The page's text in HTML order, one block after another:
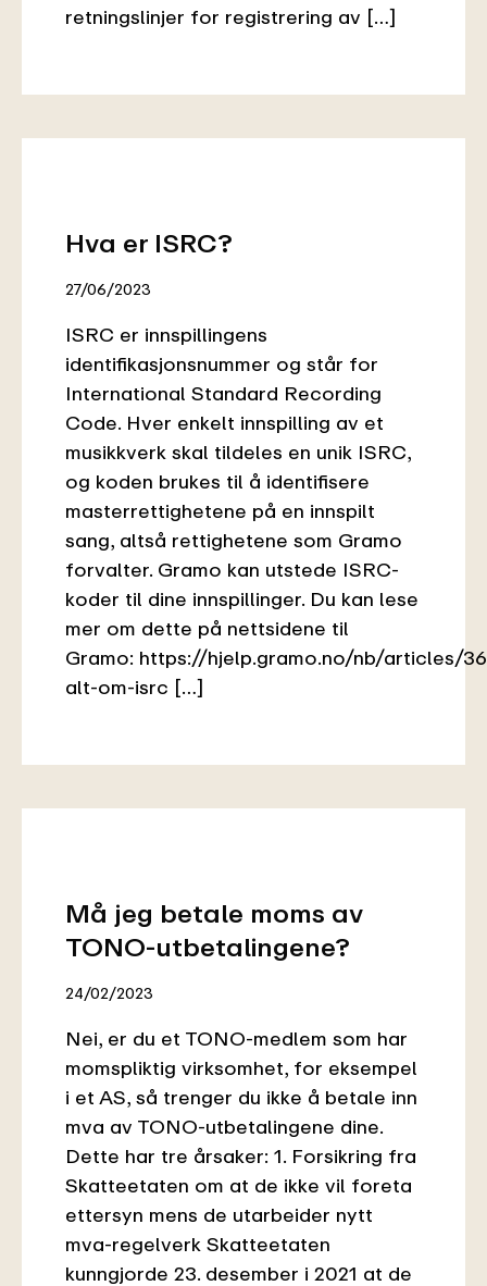
retningslinjer for registrering av […]
Hva er ISRC?
27/06/2023
ISRC er innspillingens
identifikasjonsnummer og står for
International Standard Recording
Code. Hver enkelt innspilling av et
musikkverk skal tildeles en unik ISRC,
og koden brukes til å identifisere
masterrettighetene på en innspilt
sang, altså rettighetene som Gramo
forvalter. Gramo kan utstede ISRC-
koder til dine innspillinger. Du kan lese
mer om dette på nettsidene til
Gramo: https://hjelp.gramo.no/nb/articles/
alt-om-isrc […]
Må jeg betale moms av
TONO-utbetalingene?
24/02/2023
Nei, er du et TONO-medlem som har
momspliktig virksomhet, for eksempel
i et AS, så trenger du ikke å betale inn
mva av TONO-utbetalingene dine.
Dette har tre årsaker: 1. Forsikring fra
Skatteetaten om at de ikke vil foreta
ettersyn mens de utarbeider nytt
mva-regelverk Skatteetaten
kunngjorde 23. desember i 2021 at de